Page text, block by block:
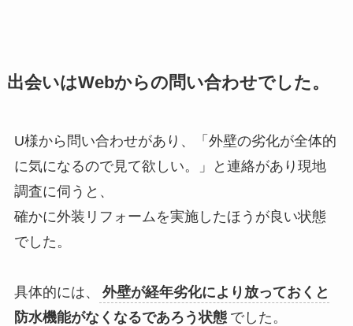
出会いはWebからの問い合わせでした。
U様から問い合わせがあり、「外壁の劣化が全体的
に気になるので見て欲しい。」と連絡があり現地
調査に伺うと、
確かに外装リフォームを実施したほうが良い状態
でした。
具体的には、
外壁が経年劣化により放っておくと
防水機能がなくなるであろう状態 でした。